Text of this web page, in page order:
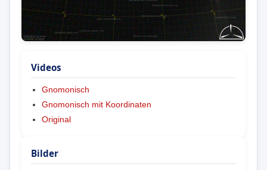
Videos
Gnomonisch
Gnomonisch mit Koordinaten
Original
Bilder